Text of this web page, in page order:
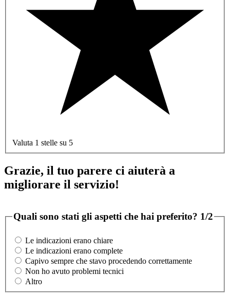
Valuta 1 stelle su 5
Grazie, il tuo parere ci aiuterà a
migliorare il servizio!
Quali sono stati gli aspetti che hai preferito? 1/2
Le indicazioni erano chiare
Le indicazioni erano complete
Capivo sempre che stavo procedendo correttamente
Non ho avuto problemi tecnici
Altro